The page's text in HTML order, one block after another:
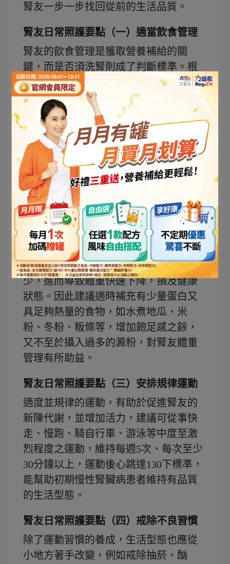
腎友一步一步找回從前的生活品質。
腎友日常照護要點（一）適當飲食管理
腎友的飲食管理是獲取營養補給的關
鍵，而是否須洗腎則成了判斷標準。根
據衛生福利部國民健康署《
慢性腎臟病
健康管理手冊》建議，在洗腎之前，應
重視飲食平衡，唯蛋白質攝取量應減
少，魚肉豆蛋類減為每日4份較佳；在進
入洗腎階段後，則為補充流失的營養，
蛋白質攝取應足量（大於每日4份魚肉豆
蛋類），且以3份蔬菜、2份水果為限，
並避免食用全穀類、內臟類、乾豆類等
高磷食物 。
腎友日常照護要點（二）管理適當體重
部分腎友在罹病之後，可能因為食慾不
振或顧慮飲食管理，整體的進食量減
少，進而導致體重快速下降，損及健康
狀態。因此建議適時補充有少量蛋白又
具足夠熱量的食物，如水煮地瓜、米
粉、冬粉、粄條等，增加飽足感之餘，
又不至於攝入過多的澱粉，對腎友體重
管理有所助益。
腎友日常照護要點（三）安排規律運動
適度並規律的運動，有助於促進腎友的
新陳代謝，並增加活力，建議可從事快
走、慢跑、騎自行車、游泳等中度至激
烈程度之運動，維持每週5次、每次至少
30分鐘以上，運動後心跳達130下標準，
能幫助初期慢性腎臟病患者維持有品質
的生活型態。
腎友日常照護要點（四）戒除不良習慣
除了運動習慣的養成，生活型態也應從
小地方著手改變，例如戒除抽菸、酗